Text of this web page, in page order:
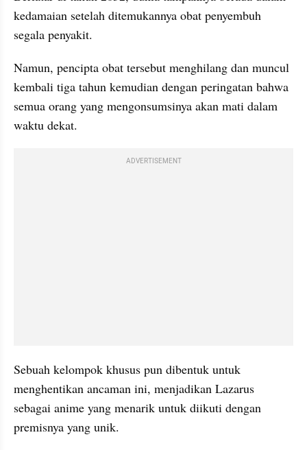
kedamaian setelah ditemukannya obat penyembuh
segala penyakit.
Namun, pencipta obat tersebut menghilang dan muncul
kembali tiga tahun kemudian dengan peringatan bahwa
semua orang yang mengonsumsinya akan mati dalam
waktu dekat.
ADVERTISEMENT
Sebuah kelompok khusus pun dibentuk untuk
menghentikan ancaman ini, menjadikan Lazarus
sebagai anime yang menarik untuk diikuti dengan
premisnya yang unik.